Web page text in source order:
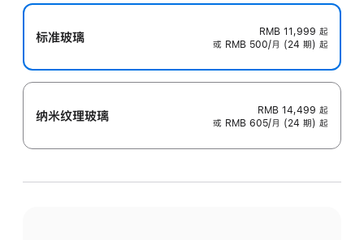
标准玻璃 RMB 11,999 起
或 RMB 500/月 (24 期) 起
纳米纹理玻璃 RMB 14,499 起
或 RMB 605/月 (24 期) 起